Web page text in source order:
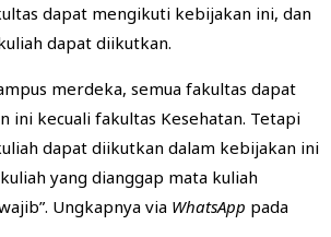
dapat mengikuti kebijakan ini, dan
dapat diikutkan.
merdeka, semua fakultas dapat
ini kecuali fakultas Kesehatan. Tetapi
dapat diikutkan dalam kebijakan ini
yang dianggap mata kuliah
Ungkapnya via WhatsApp pada